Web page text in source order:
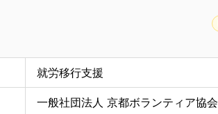
就労移行支援
一般社団法人 京都ボランティア協会